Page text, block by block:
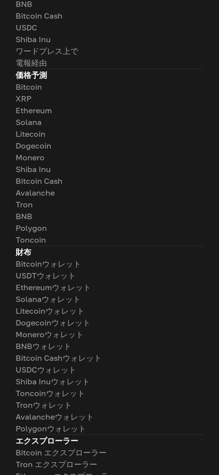
BNB
Bitcoin Cash
USDC
Shiba Inu
ワードプレス上で
電報経由
価格予測
Bitcoin
XRP
Ethereum
Solana
Litecoin
Dogecoin
Monero
Shiba Inu
Bitcoin Cash
Avalanche
Tron
BNB
Polygon
Toncoin
財布
Bitcoinウォレット
USDTウォレット
Ethereumウォレット
Solanaウォレット
Litecoinウォレット
Dogecoinウォレット
Moneroウォレット
BNBウォレット
Bitcoin Cashウォレット
USDCウォレット
Shiba Inuウォレット
Toncoinウォレット
Tronウォレット
Avalancheウォレット
Polygonウォレット
エクスプローラー
Bitcoin エクスプローラー
Tron エクスプローラー